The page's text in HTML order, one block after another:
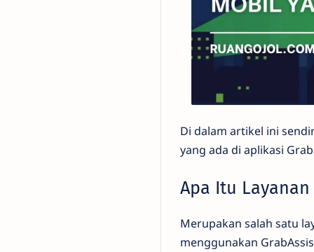
Di dalam artikel ini
yang ada di aplikasi
Apa Itu
Merupakan salah satu
menggunakan